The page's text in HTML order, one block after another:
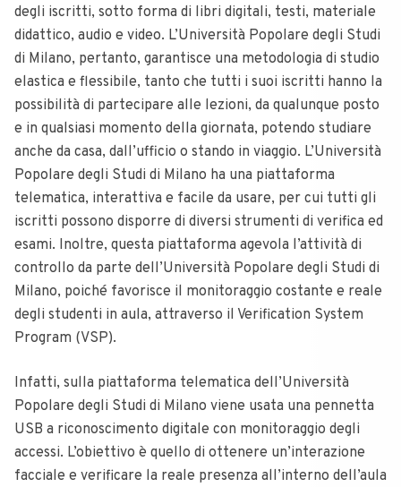
degli iscritti, sotto forma di libri digitali, testi, materiale
didattico, audio e video. L’Università Popolare degli Studi
di Milano, pertanto, garantisce una metodologia di studio
elastica e flessibile, tanto che tutti i suoi iscritti hanno la
possibilità di partecipare alle lezioni, da qualunque posto
e in qualsiasi momento della giornata, potendo studiare
anche da casa, dall’ufficio o stando in viaggio. L’Università
Popolare degli Studi di Milano ha una piattaforma
telematica, interattiva e facile da usare, per cui tutti gli
iscritti possono disporre di diversi strumenti di verifica ed
esami. Inoltre, questa piattaforma agevola l’attività di
controllo da parte dell’Università Popolare degli Studi di
Milano, poiché favorisce il monitoraggio costante e reale
degli studenti in aula, attraverso il Verification System
Program (VSP).
Infatti, sulla piattaforma telematica dell’Università
Popolare degli Studi di Milano viene usata una pennetta
USB a riconoscimento digitale con monitoraggio degli
accessi. L’obiettivo è quello di ottenere un’interazione
facciale e verificare la reale presenza all’interno dell’aula